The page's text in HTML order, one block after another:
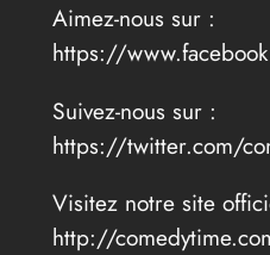
Aimez-nous sur :
https://
Suivez-nous sur :
https://twitter.com/
Visitez notre site
http://